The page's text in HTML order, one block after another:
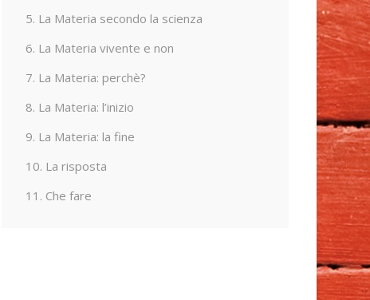
5. La Materia secondo la scienza
6. La Materia vivente e non
7. La Materia: perchè?
8. La Materia: l’inizio
9. La Materia: la fine
10. La risposta
11. Che fare